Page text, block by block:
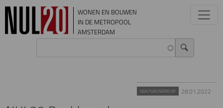
Overslaan en naar de inhoud gaan
WONEN EN BOUWEN
IN DE METROPOOL
AMSTERDAM
GEACTUALISEERD OP 28.01.2022